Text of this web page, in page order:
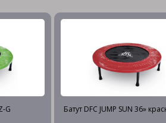
G Батут DFC JUMP SUN 36»